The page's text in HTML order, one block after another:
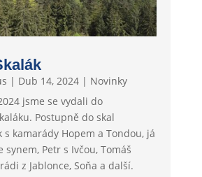
| Dub 14, 2024| Novinky
jsme se vydali do
Postupně do skal
kamarády Hopem a Tondou, já
synem, Petr s Ivčou, Tomáš
z Jablonce, Soňa a další.